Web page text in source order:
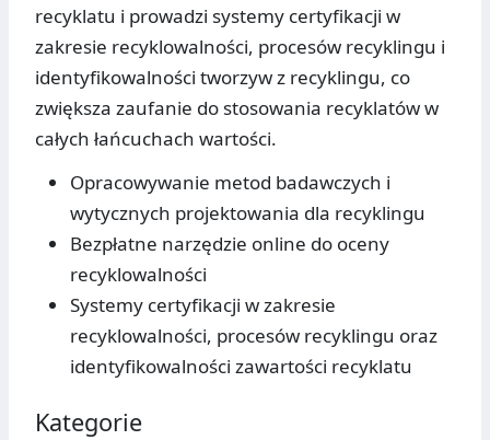
recyklatu i prowadzi systemy certyfikacji w
zakresie recyklowalności, procesów recyklingu i
identyfikowalności tworzyw z recyklingu, co
zwiększa zaufanie do stosowania recyklatów w
całych łańcuchach wartości.
Opracowywanie metod badawczych i
wytycznych projektowania dla recyklingu
Bezpłatne narzędzie online do oceny
recyklowalności
Systemy certyfikacji w zakresie
recyklowalności, procesów recyklingu oraz
identyfikowalności zawartości recyklatu
Kategorie